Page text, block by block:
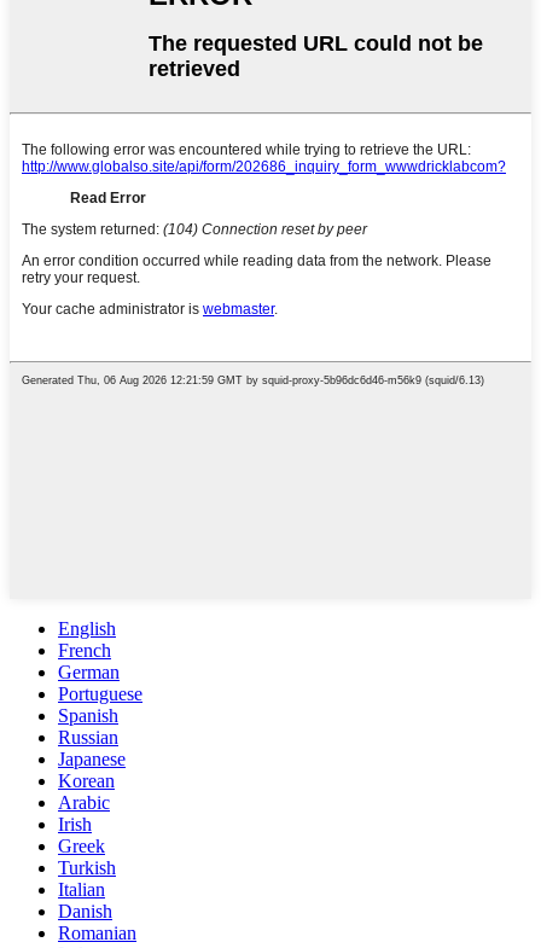
English
French
German
Portuguese
Spanish
Russian
Japanese
Korean
Arabic
Irish
Greek
Turkish
Italian
Danish
Romanian